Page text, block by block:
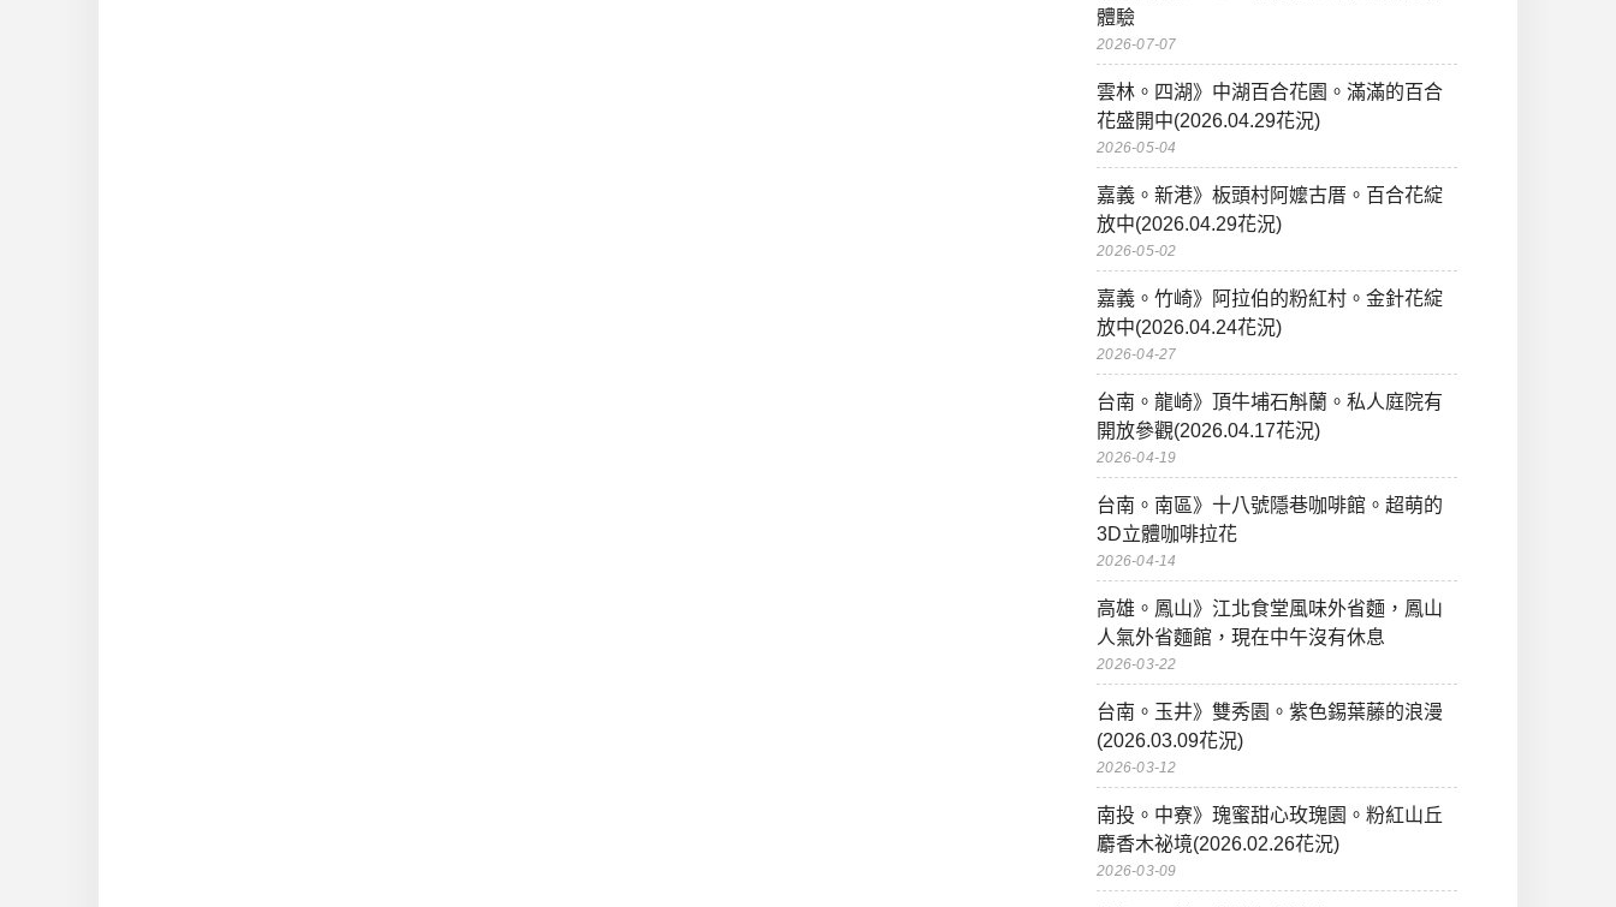
體驗
2026-07-07
雲林。四湖》中湖百合花園。滿滿的百合
花盛開中(2026.04.29花況)
2026-05-04
嘉義。新港》板頭村阿嬤古厝。百合花綻
放中(2026.04.29花況)
2026-05-02
嘉義。竹崎》阿拉伯的粉紅村。金針花綻
放中(2026.04.24花況)
2026-04-27
台南。龍崎》頂牛埔石斛蘭。私人庭院有
開放參觀(2026.04.17花況)
2026-04-19
台南。南區》十八號隱巷咖啡館。超萌的
3D立體咖啡拉花
2026-04-14
高雄。鳳山》江北食堂風味外省麵，鳳山
人氣外省麵館，現在中午沒有休息
2026-03-22
台南。玉井》雙秀園。紫色錫葉藤的浪漫
(2026.03.09花況)
2026-03-12
南投。中寮》瑰蜜甜心玫瑰園。粉紅山丘
麝香木祕境(2026.02.26花況)
2026-03-09